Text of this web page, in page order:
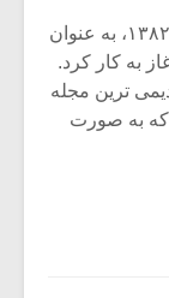
مجله آنلاین «گفتگوی هارمونیک» در سال ۱۳۸۲، به عنوان
به کار کرد.
ترین مجله
به صورت